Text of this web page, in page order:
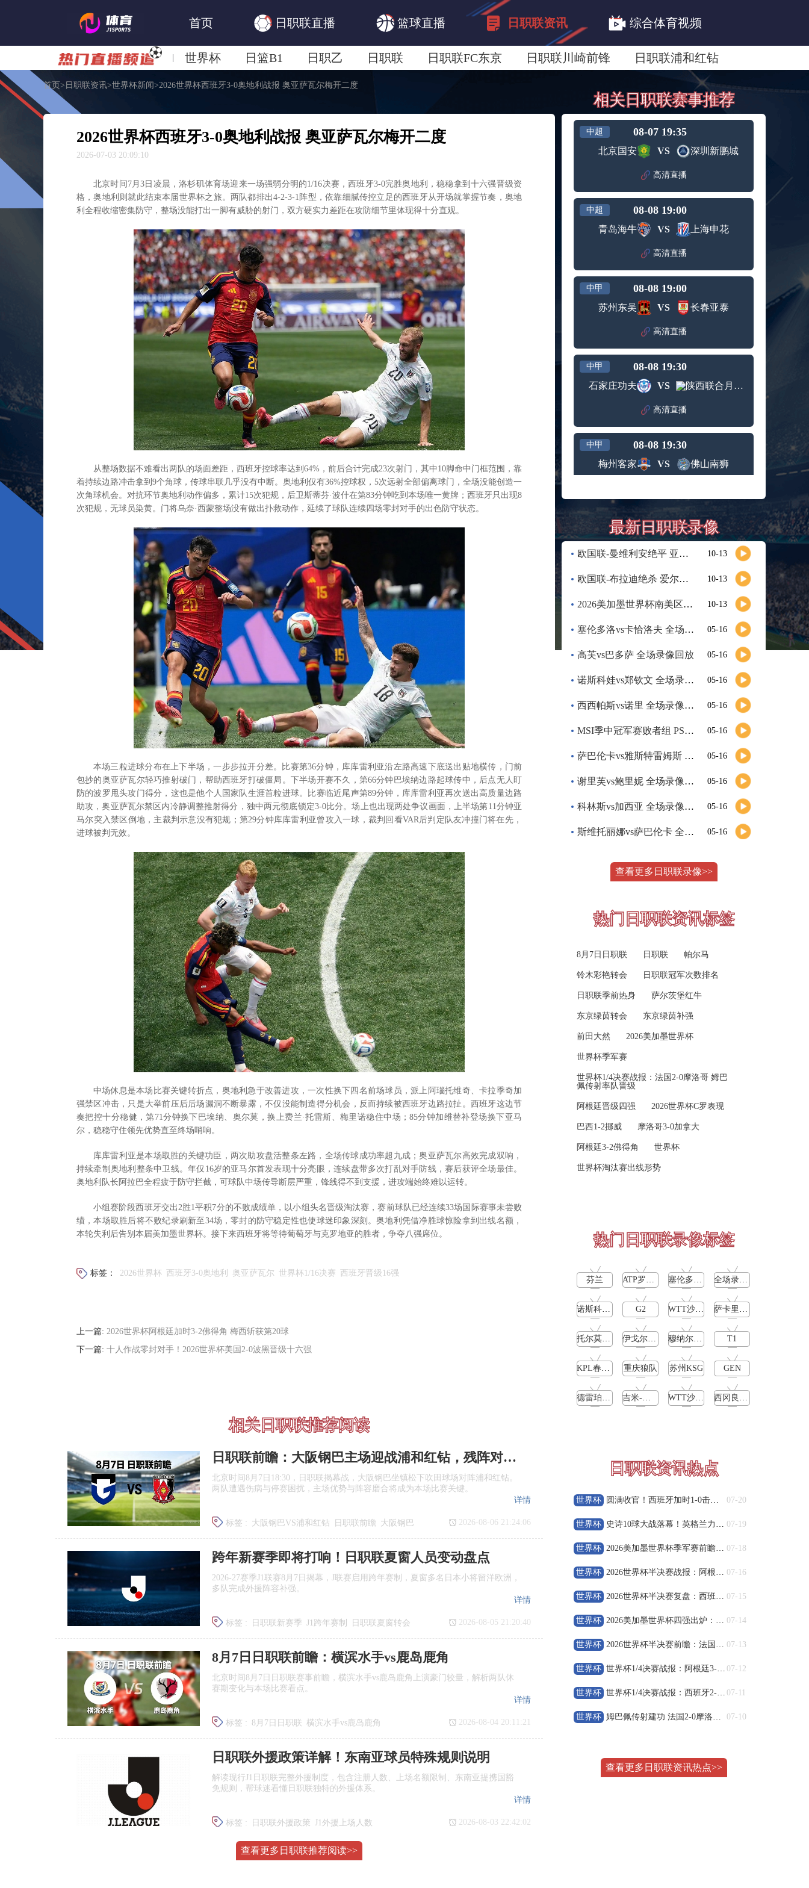
首页 日职联直播 篮球直播 日职联资讯 综合体育视频
世界杯 日篮B1 日职乙 日职联 日职联FC东京 日职联川崎前锋 日职联浦和红钻
日职联大阪钢巴 日职联广岛三箭
首页 > 日职联资讯>世界杯新闻>2026世界杯西班牙3-0奥地利战报 奥亚萨瓦尔梅开二度
2026世界杯西班牙3-0奥地利战报 奥亚萨瓦尔梅开二度
2026-07-03 20:09:10
北京时间7月3日凌晨，洛杉矶体育场迎来一场强弱分明的1/16决赛，西班牙3-0完胜奥地利，稳稳拿到十六强晋级资
格，奥地利则就此结束本届世界杯之旅。两队都排出4-2-3-1阵型，依靠细腻传控立足的西班牙从开场就掌握节奏，奥地
利全程收缩密集防守，整场没能打出一脚有威胁的射门，双方硬实力差距在攻防细节里体现得十分直观。
从整场数据不难看出两队的场面差距，西班牙控球率达到64%，前后合计完成23次射门，其中10脚命中门框范围，靠
着持续边路冲击拿到9个角球，传球串联几乎没有中断。奥地利仅有36%控球权，5次远射全部偏离球门，全场没能创造一
次角球机会。对抗环节奥地利动作偏多，累计15次犯规，后卫斯蒂芬·波什在第83分钟吃到本场唯一黄牌；西班牙只出现8
次犯规，无球员染黄。门将乌奈·西蒙整场没有做出扑救动作，延续了球队连续四场零封对手的出色防守状态。
本场三粒进球分布在上下半场，一步步拉开分差。比赛第36分钟，库库雷利亚沿左路高速下底送出贴地横传，门前
包抄的奥亚萨瓦尔轻巧推射破门，帮助西班牙打破僵局。下半场开赛不久，第66分钟巴埃纳边路起球传中，后点无人盯
防的波罗甩头攻门得分，这也是他个人国家队生涯首粒进球。比赛临近尾声第89分钟，库库雷利亚再次送出高质量边路
助攻，奥亚萨瓦尔禁区内冷静调整推射得分，独中两元彻底锁定3-0比分。场上也出现两处争议画面，上半场第11分钟亚
马尔突入禁区倒地，主裁判示意没有犯规；第29分钟库库雷利亚曾攻入一球，裁判回看VAR后判定队友冲撞门将在先，
进球被判无效。
中场休息是本场比赛关键转折点，奥地利急于改善进攻，一次性换下四名前场球员，派上阿瑙托维奇、卡拉季奇加
强禁区冲击，只是大举前压后后场漏洞不断暴露，不仅没能制造得分机会，反而持续被西班牙边路拉扯。西班牙这边节
奏把控十分稳健，第71分钟换下巴埃纳、奥尔莫，换上费兰·托雷斯、梅里诺稳住中场；85分钟加维替补登场换下亚马
尔，稳稳守住领先优势直至终场哨响。
库库雷利亚是本场取胜的关键功臣，两次助攻盘活整条左路，全场传球成功率超九成；奥亚萨瓦尔高效完成双响，
持续牵制奥地利整条中卫线。年仅16岁的亚马尔首发表现十分亮眼，连续盘带多次打乱对手防线，赛后获评全场最佳。
奥地利队长阿拉巴全程疲于防守拦截，可球队中场传导断层严重，锋线得不到支援，进攻端始终难以运转。
小组赛阶段西班牙交出2胜1平积7分的不败成绩单，以小组头名晋级淘汰赛，赛前球队已经连续33场国际赛事未尝败
绩，本场取胜后将不败纪录刷新至34场，零封的防守稳定性也使球迷印象深刻。奥地利凭借净胜球惊险拿到出线名额，
本轮失利后告别本届美加墨世界杯。接下来西班牙将等待葡萄牙与克罗地亚的胜者，争夺八强席位。
标签： 2026世界杯 西班牙3-0奥地利 奥亚萨瓦尔 世界杯1/16决赛 西班牙晋级16强
上一篇: 2026世界杯阿根廷加时3-2佛得角 梅西斩获第20球
下一篇: 十人作战零封对手！2026世界杯美国2-0波黑晋级十六强
相关日职联推荐阅读
日职联前瞻：大阪钢巴主场迎战浦和红钻，残阵对决看点十足
北京时间8月7日18:30，日职联揭幕战，大阪钢巴坐镇松下吹田球场对阵浦和红钻。
两队遭遇伤病与停赛困扰，主场优势与阵容磨合将成为本场比赛关键。
标签 : 大阪钢巴VS浦和红钻 日职联前瞻 大阪钢巴
详情
2026-08-06 21:24:06
跨年新赛季即将打响！日职联夏窗人员变动盘点
2026‑27赛季J1联赛8月7日揭幕，J联赛启用跨年赛制，夏窗多名日本小将留洋欧洲，
多队完成外援阵容补强。
标签 : 日职联新赛季 J1跨年赛制
日职联夏窗转会
详情
2026-08-05 21:20:40
8月7日日职联前瞻：横滨水手vs鹿岛鹿角
北京时间8月7日日职联赛事前瞻，横滨水手vs鹿岛鹿角上演豪门较量，解析两队休
赛期变化与本场比赛看点。
标签 : 8月7日日职联 横滨水手vs鹿岛鹿角
详情
2026-08-04 20:11:21
日职联外援政策详解！东南亚球员特殊规则说明
解读现行J1日职联完整外援制度，包含注册人数、上场名额限制、东南亚提携国豁
免规则，帮球迷看懂日职联独特的外援体系。
标签 : 日职联外援政策 J1外援上场人数
详情
2026-08-03 22:42:02
巴黎加入铃木彩艳争夺战！尤文报价遭帕尔马拒绝
查看更多日职联推荐阅读>>
相关日职联赛事推荐
中超 08-07 19:35
北京国安 VS 深圳新鹏城
高清直播
中超 08-08 19:00
青岛海牛 VS 上海申花
高清直播
中甲 08-08 19:00
苏州东吴 VS 长春亚泰
高清直播
中甲 08-08 19:30
石家庄功夫 VS 陕西联合月亮泊队
高清直播
中甲 08-08 19:30
梅州客家 VS 佛山南狮
08-08 19:30
南京城市 VS 南通支云
中超 08-08 19:35
中超 08-08 19:35
大连英博 VS
中超 08-08 20:00
云南玉昆 VS 成都蓉城
高清直播
中甲 08-08 20:00
高清直播
巴西甲 08-09 03:00
高清直播
巴西甲 08-09 05:30
瑞模贝雷 VS 米内罗竞技
高清直播
巴西甲 08-09 07:30
科里蒂巴
巴西甲 08-09 08:00
博塔弗戈 VS
08-09 18:00
延边龙鼎 VS 深圳青年人
高清直播
中超 08-09 19:00
青岛西海岸
高清直播
中甲 08-09 19:00
无锡吴钩 VS 宁波职业足球俱乐部
08-09 19:30
高清直播
中超
中超 08-09 20:00
山东泰山
巴西甲 08-09 22:00
克鲁塞罗 VS 米拉索
巴西甲 08-10 03:00
最新日职联录像
欧国联-曼维利安绝平 亚美尼亚2-2法罗群岛 10-13
欧国联-布拉迪绝杀 爱尔兰客场2-1逆转芬兰 10-13
2026美加墨世界杯南美区预选赛第9轮全场集锦 10-13
塞伦多洛vs卡恰洛夫 全场录像回放 05-16
高芙vs巴多萨 全场录像回放 05-16
诺斯科娃vs郑钦文 全场录像回放 05-16
西西帕斯vs诺里 全场录像回放 05-16
MSI季中冠军赛败者组 PSG vs G2 全场录像回放 05-16
萨巴伦卡vs雅斯特雷姆斯 全场录像回放 05-16
谢里芙vs鲍里妮 全场录像回放 05-16
科林斯vs加西亚 全场录像回放 05-16
斯维托丽娜vs萨巴伦卡 全场录像回放 05-16
郑钦文vs诺斯科娃 全场录像回放 05-15
WTT沙特大满贯女单半决赛 陈梦vs早田希娜 全场录像回放
纳尔迪vs鲁内 全场录像回放 05-15
兹维列夫vs达德尔里 全场录像回放
阿纳尔迪vs贾里 全场录像回放
高芙vs克里斯蒂安 全场录像回放
托尔莫vs奥斯塔彭科 全场录像回放 05-15
胡尔卡奇vs纳达尔 全场录像回放 05-14
MSI季中冠军赛胜者组 TES vs GEN 全场录像回放 05-14
查看更多日职联录像>>
热门日职联资讯标签
8月7日日职联 日职联 帕尔马
铃木彩艳转会 日职联冠军次数排名
日职联季前热身 萨尔茨堡红牛
东京绿茵转会 东京绿茵补强
前田大然 2026美加墨世界杯
世界杯季军赛
世界杯1/4决赛战报：法国2‑0摩洛哥 姆巴
佩传射率队晋级
阿根廷晋级四强 2026世界杯C罗表现
巴西1-2挪威 摩洛哥3-0加拿大
阿根廷3-2佛得角 世界杯
世界杯淘汰赛出线形势
热门日职联录像标签
芬兰 ATP罗马大师赛男单第3轮 塞伦多洛vs卡恰洛夫 全场录像回放
诺斯科娃vs郑钦文 G2 WTT沙特大满贯女单半决赛 萨卡里vs加里宁娜
托尔莫vs奥斯塔彭科 伊戈尔-费格雷多vs德拉戈 穆纳尔vs诺里 T1
KPL春季赛季后赛败者组决赛 重庆狼队 苏州KSG GEN
德雷珀vs梅德韦杰夫 吉米-怀特vs费格雷多 WTT沙特大满贯男单决赛 西冈良仁vs迪米特洛夫
日职联资讯热点
世界杯 圆满收官！西班牙加时1-0击败阿根廷，夺得2026世界杯冠军 07-20
世界杯 史诗10球大战落幕！英格兰力克法国，姆巴佩刷新世界杯新历史 07-19
世界杯 2026美加墨世界杯季军赛前瞻：法国vs英格兰 豪门荣誉收官 07-18
世界杯 2026世界杯半决赛战报：阿根廷2-1逆转英格兰晋级决赛 07-16
世界杯 2026世界杯半决赛复盘：西班牙2-0淘汰法国 率先闯入决赛 07-15
世界杯 2026美加墨世界杯四强出炉：半决赛对阵与历史意义全解析 07-14
世界杯 2026世界杯半决赛前瞻：法国vs西班牙实力对比与战术分析 07-13
世界杯 世界杯1/4决赛战报：阿根廷3-1加时力克瑞士，梅西刷新助攻 07-12
世界杯 世界杯1/4决赛战报：西班牙2-1比利时 梅里诺替补绝杀晋级 07-11
世界杯 姆巴佩传射建功 法国2‑0摩洛哥 率先晋级2026世界杯四强 07-10
查看更多日职联资讯热点>>